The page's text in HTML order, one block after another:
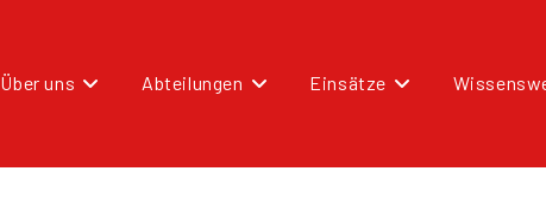
Über uns Abteilungen Einsätze